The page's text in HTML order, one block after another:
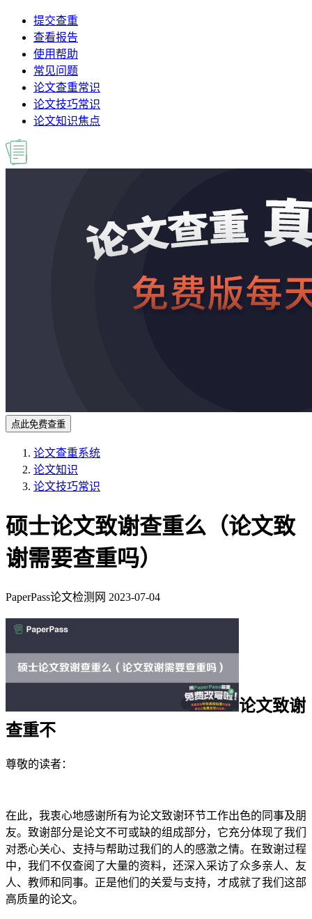
提交查重
查看报告
使用帮助
常见问题
论文查重常识
论文技巧常识
论文知识焦点
点此免费查重
论文查重系统
论文知识
论文技巧常识
硕士论文致谢查重么（论文致
谢需要查重吗）
PaperPass论文检测网 2023-07-04
论文致谢
查重不
尊敬的读者：
在此，我衷心地感谢所有为论文致谢环节工作出色的同事及朋
友。致谢部分是论文不可或缺的组成部分，它充分体现了我们
对悉心关心、支持与帮助过我们的人的感激之情。在致谢过程
中，我们不仅查阅了大量的资料，还深入采访了众多亲人、友
人、教师和同事。正是他们的关爱与支持，才成就了我们这部
高质量的论文。